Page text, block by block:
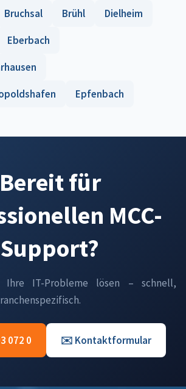
Bruchsal Brühl
Dielheim
Eberbach
Epfenbach
Bereit für
MCC-
Support?
Ihre IT-Probleme lösen – schnell,
072 0 ✉️ Kontaktformular